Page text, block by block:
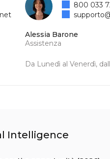
Alessia Barone
Assistenza
Da Lunedì al Venerdì,
800 033
Intelligence